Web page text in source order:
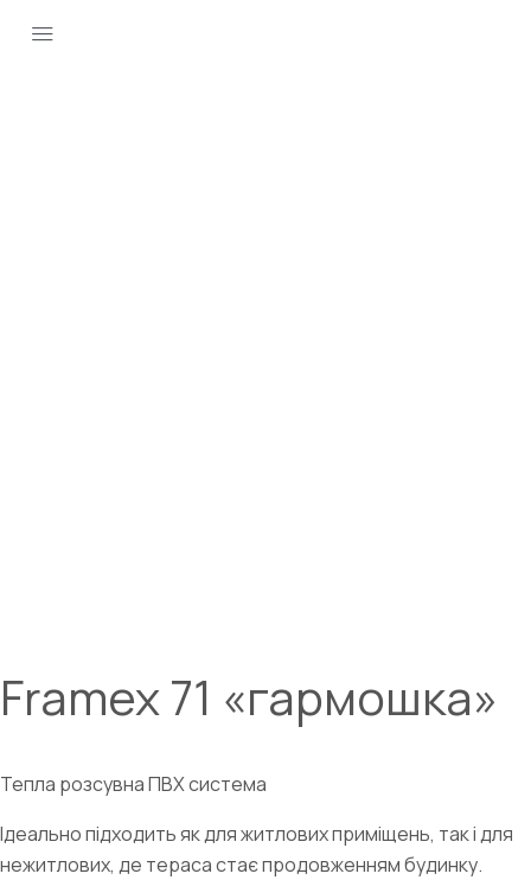
Framex 71 «гармошка»
Тепла розсувна ПВХ система
Ідеально підходить як для житлових приміщень, так і для
нежитлових, де тераса стає продовженням будинку.